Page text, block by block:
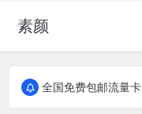
素颜
全国免费包邮流量卡
全国免费包邮流量卡